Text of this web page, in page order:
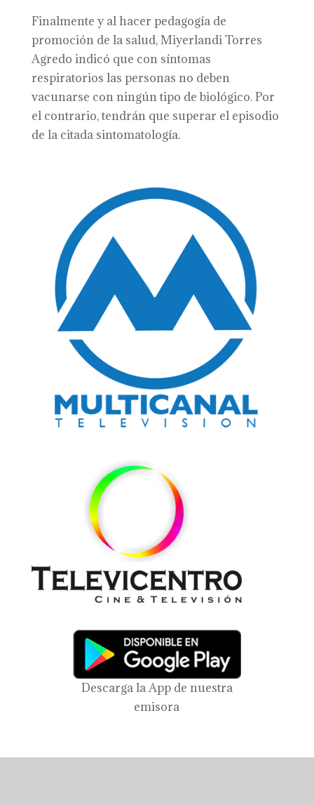
Finalmente y al hacer pedagogía de
promoción de la salud, Miyerlandi Torres
Agredo indicó que con síntomas
respiratorios las personas no deben
vacunarse con ningún tipo de biológico. Por
el contrario, tendrán que superar el episodio
de la citada sintomatología.
Descarga la App de nuestra
emisora